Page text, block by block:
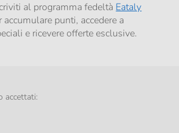
al programma fedeltà Eataly
punti, accedere a
e ricevere offerte esclusive.
accettati: